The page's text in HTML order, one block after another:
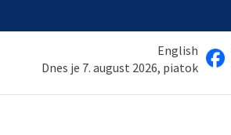
English
Dnes je 7. august 2026, piatok